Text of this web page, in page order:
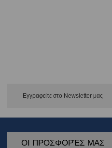
Εγγραφείτε στο Νewsletter μας
ΟΙ ΠΡΟΣΦΟΡΈΣ ΜΑΣ